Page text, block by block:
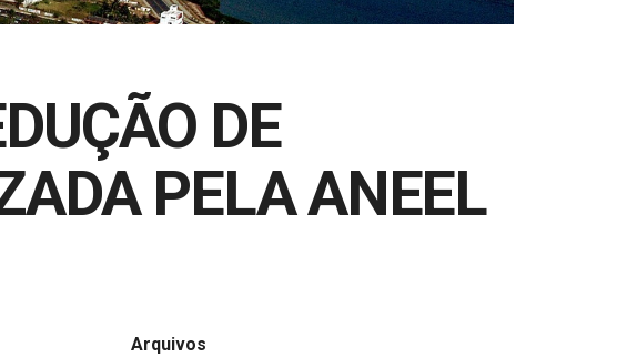
DE
PELA ANEEL
Arquivos